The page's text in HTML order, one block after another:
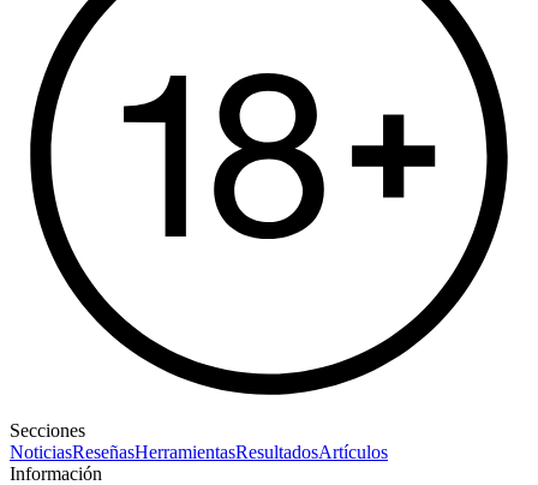
Secciones
NoticiasReseñasHerramientasResultadosArtículos
Información